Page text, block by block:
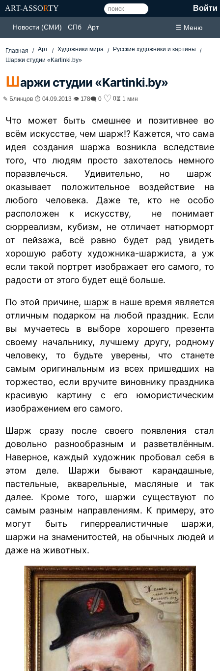
ART-ASSORTY Войти
Новости (СМИ) СПб Арт ☰ Меню
Главная Арт Художники мира
Русские художники и картины
Шаржи студии «Kartinki.by»
Шаржи студии «Kartinki.by»
✎ Блинцов ⏱ 04.09.2013 👁 178🗨 0 ♡ 0⏳ 1 мин
Что может быть смешнее и позитивнее во
всём искусстве, чем шарж!? Кажется, что сама
идея создания шаржа возникла вследствие
того, что людям просто захотелось немного
поразвлечься. Удивительно, но шарж
оказывает положительное воздействие на
любого человека. Даже те, кто не особо
расположен к искусству, не понимает
сюрреализм, кубизм, не отличает натюрморт
от пейзажа, всё равно будет рад увидеть
хорошую работу художника-шаржиста, а уж
если такой портрет изображает его самого, то
радости от этого будет ещё больше.
По этой причине, шарж в наше время является
отличным подарком на любой праздник. Если
вы мучаетесь в выборе хорошего презента
своему начальнику, лучшему другу, родному
человеку, то будьте уверены, что станете
самым оригинальным из всех пришедших на
торжество, если вручите виновнику праздника
красивую картину с его юмористическим
изображением его самого.
Шарж сразу после своего появления стал
довольно разнообразным и разветвлённым.
Наверное, каждый художник пробовал себя в
этом деле. Шаржи бывают карандашные,
пастельные, акварельные, масляные и так
далее. Кроме того, шаржи существуют по
самым разным направлениям. К примеру, это
могут быть гиперреалистичные шаржи,
шаржи на знаменитостей, на обычных людей и
даже на животных.